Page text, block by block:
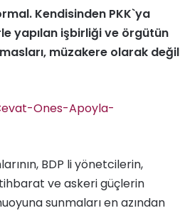
Kendisinden PKK`ya
yapılan işbirliği ve örgütün
müzakere olarak değil
Ones-Apoyla-
BDP li yönetcilerin,
ve askeri güçlerin
sunmaları en azından